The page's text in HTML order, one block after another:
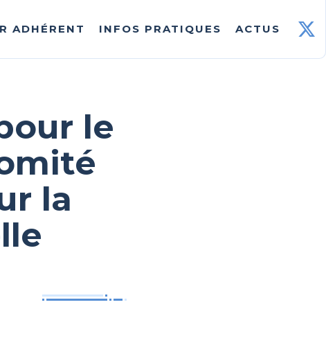
ADHÉRENT INFOS PRATIQUES ACTUS
le
la